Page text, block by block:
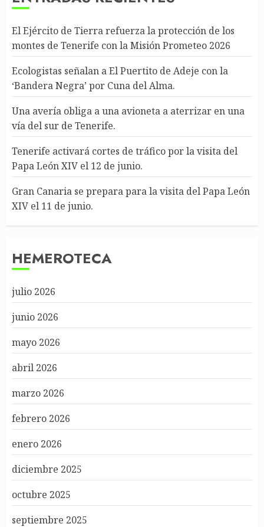
El Ejército de Tierra refuerza la protección de los
montes de Tenerife con la Misión Prometeo 2026
Ecologistas señalan a El Puertito de Adeje con la
‘Bandera Negra’ por Cuna del Alma.
Una avería obliga a una avioneta a aterrizar en una
vía del sur de Tenerife.
Tenerife activará cortes de tráfico por la visita del
Papa León XIV el 12 de junio.
Gran Canaria se prepara para la visita del Papa León
XIV el 11 de junio.
HEMEROTECA
julio 2026
junio 2026
mayo 2026
abril 2026
marzo 2026
febrero 2026
enero 2026
diciembre 2025
octubre 2025
septiembre 2025